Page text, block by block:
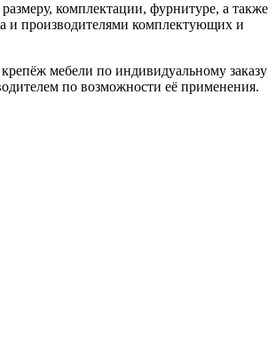
комплектации, фурнитуре, а также
и производителями комплектующих и
мебели по индивидуальному заказу
по возможности её применения.